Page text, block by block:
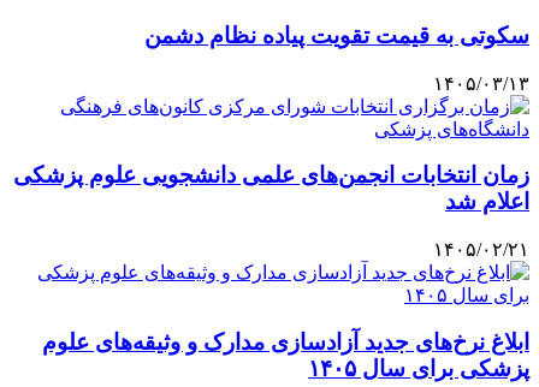
سکوتی به قیمت تقویت پیاده نظام دشمن
۱۴۰۵/۰۳/۱۳
زمان انتخابات انجمن‌های علمی دانشجویی علوم پزشکی
اعلام شد
۱۴۰۵/۰۲/۲۱
ابلاغ نرخ‌های جدید آزادسازی مدارک و وثیقه‌های علوم
پزشکی برای سال ۱۴۰۵